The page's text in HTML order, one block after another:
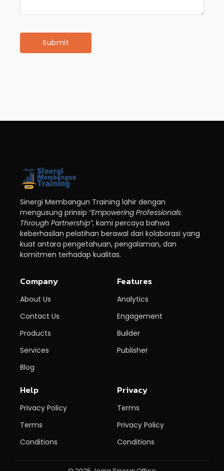
Sinergi Membangun Training lahir dengan
mengusung prinsip “Empowering Professionals
Through Partnership”, kami percaya bahwa
keberhasilan pelatihan berawal dari kolaborasi yang
kuat antara pengetahuan, pengalaman, dan
komitmen terhadap kualitas.
Company
About Us
Contact Us
Products
Services
Blog
Features
Analytics
Engagement
Builder
Publisher
Help
Privacy Policy
Terms
Conditions
Privacy
Terms
Privacy Policy
Conditions